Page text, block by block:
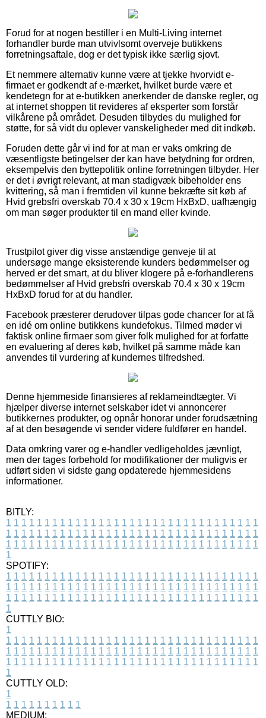
Forud for at nogen bestiller i en Multi-Living internet
forhandler burde man utvivlsomt overveje butikkens
forretningsaftale, dog er det typisk ikke særlig sjovt.
Et nemmere alternativ kunne være at tjekke hvorvidt e-
firmaet er godkendt af e-mærket, hvilket burde være et
kendetegn for at e-butikken anerkender de danske regler, og
at internet shoppen tit revideres af eksperter som forstår
vilkårene på området. Desuden tilbydes du mulighed for
støtte, for så vidt du oplever vanskeligheder med dit indkøb.
Foruden dette går vi ind for at man er vaks omkring de
væsentligste betingelser der kan have betydning for ordren,
eksempelvis den byttepolitik online forretningen tilbyder. Her
er det i øvrigt relevant, at man stadigvæk bibeholder ens
kvittering, så man i fremtiden vil kunne bekræfte sit køb af
Hvid grebsfri overskab 70.4 x 30 x 19cm HxBxD, uafhængig
om man søger produkter til en mand eller kvinde.
Trustpilot giver dig visse anstændige genveje til at
undersøge mange eksisterende kunders bedømmelser og
herved er det smart, at du bliver klogere på e-forhandlerens
bedømmelser af Hvid grebsfri overskab 70.4 x 30 x 19cm
HxBxD forud for at du handler.
Facebook præsterer derudover tilpas gode chancer for at få
en idé om online butikkens kundefokus. Tilmed møder vi
faktisk online firmaer som giver folk mulighed for at forfatte
en evaluering af deres køb, hvilket på samme måde kan
anvendes til vurdering af kundernes tilfredshed.
Denne hjemmeside finansieres af reklameindtægter. Vi
hjælper diverse internet selskaber idet vi annoncerer
butikkernes produkter, og opnår honorar under forudsætning
af at den besøgende vi sender videre fuldfører en handel.
Data omkring varer og e-handler vedligeholdes jævnligt,
men der tages forbehold for modifikationer der muligvis er
udført siden vi sidste gang opdaterede hjemmesidens
informationer.
BITLY:
1 1 1 1 1 1 1 1 1 1 1 1 1 1 1 1 1 1 1 1 1 1 1 1 1 1 1 1 1 1 1 1 1
1 1 1 1 1 1 1 1 1 1 1 1 1 1 1 1 1 1 1 1 1 1 1 1 1 1 1 1 1 1 1 1 1
1 1 1 1 1 1 1 1 1 1 1 1 1 1 1 1 1 1 1 1 1 1 1 1 1 1 1 1 1 1 1 1 1
1
SPOTIFY:
1 1 1 1 1 1 1 1 1 1 1 1 1 1 1 1 1 1 1 1 1 1 1 1 1 1 1 1 1 1 1 1 1
1 1 1 1 1 1 1 1 1 1 1 1 1 1 1 1 1 1 1 1 1 1 1 1 1 1 1 1 1 1 1 1 1
1 1 1 1 1 1 1 1 1 1 1 1 1 1 1 1 1 1 1 1 1 1 1 1 1 1 1 1 1 1 1 1 1
1
CUTTLY BIO:
1
1 1 1 1 1 1 1 1 1 1 1 1 1 1 1 1 1 1 1 1 1 1 1 1 1 1 1 1 1 1 1 1 1
1 1 1 1 1 1 1 1 1 1 1 1 1 1 1 1 1 1 1 1 1 1 1 1 1 1 1 1 1 1 1 1 1
1 1 1 1 1 1 1 1 1 1 1 1 1 1 1 1 1 1 1 1 1 1 1 1 1 1 1 1 1 1 1 1 1
1
CUTTLY OLD:
1
1 1 1 1 1 1 1 1 1 1
MEDIUM: